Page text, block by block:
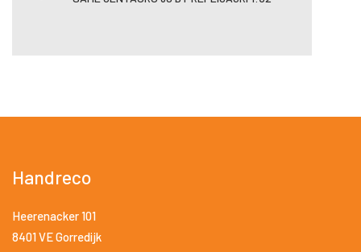
Handreco
Heerenacker 101
8401 VE Gorredijk